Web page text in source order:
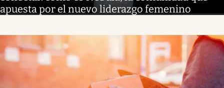
apuesta por el nuevo liderazgo femenino